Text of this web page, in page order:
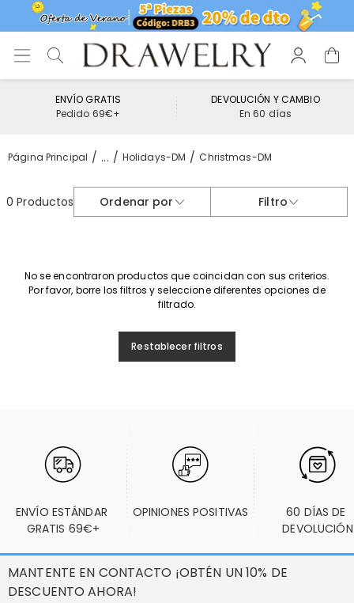
ENVÍO GRATIS
Pedido 69€+
DEVOLUCIÓN Y CAMBIO
En 60 días
Página Principal ... Holidays-DM Christmas-DM
0 Productos Ordenar por Filtro
No se encontraron productos que coincidan con sus criterios.
Por favor, borre los filtros y seleccione diferentes opciones de
filtrado.
Restablecer filtros
ENVÍO ESTÁNDAR
GRATIS 69€+
OPINIONES POSITIVAS
60 DÍAS DE
DEVOLUCIÓN
MANTENTE EN CONTACTO ¡OBTÉN UN 10% DE
DESCUENTO AHORA!